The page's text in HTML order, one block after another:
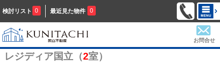
検討リスト 0 最近見た物件 0
お問合せ
レジディア国立（2室）